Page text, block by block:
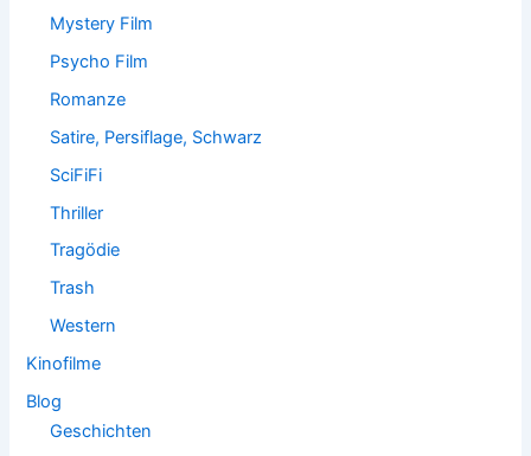
Mystery Film
Psycho Film
Romanze
Satire, Persiflage, Schwarz
SciFiFi
Thriller
Tragödie
Trash
Western
Kinofilme
Blog
Geschichten